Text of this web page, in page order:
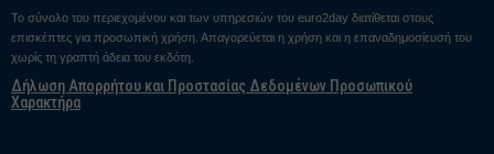
Το σύνολο του περιεχομένου και των υπηρεσιών του euro2day διατίθεται στους
επισκέπτες για προσωπική χρήση. Απαγορεύεται η χρήση και η επαναδημοσίευσή του
χωρίς τη γραπτή άδεια του εκδότη.
Δήλωση Απορρήτου και Προστασίας Δεδομένων Προσωπικού
Χαρακτήρα